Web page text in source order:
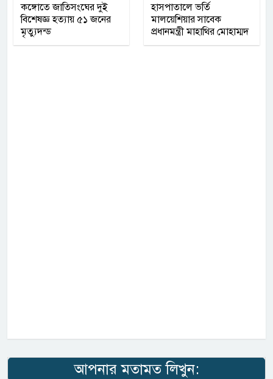
কঙ্গোতে জাতিসংঘের দুই
বিশেষজ্ঞ হত্যায় ৫১ জনের
মৃত্যুদন্ড
হাসপাতালে ভর্তি
মালয়েশিয়ার সাবেক
প্রধানমন্ত্রী মাহাথির মোহাম্মদ
আপনার মতামত লিখুন: